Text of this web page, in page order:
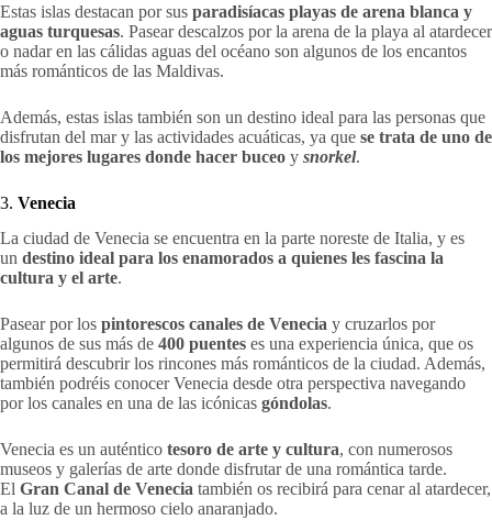
Estas islas destacan por sus paradisíacas playas de arena blanca y
aguas turquesas. Pasear descalzos por la arena de la playa al atardecer
o nadar en las cálidas aguas del océano son algunos de los encantos
más románticos de las Maldivas.
Además, estas islas también son un destino ideal para las personas que
disfrutan del mar y las actividades acuáticas, ya que se trata de uno de
los mejores lugares donde hacer buceo y snorkel.
3. Venecia
La ciudad de Venecia se encuentra en la parte noreste de Italia, y es
un destino ideal para los enamorados a quienes les fascina la
cultura y el arte.
Pasear por los pintorescos canales de Venecia y cruzarlos por
algunos de sus más de 400 puentes es una experiencia única, que os
permitirá descubrir los rincones más románticos de la ciudad. Además,
también podréis conocer Venecia desde otra perspectiva navegando
por los canales en una de las icónicas góndolas.
Venecia es un auténtico tesoro de arte y cultura, con numerosos
museos y galerías de arte donde disfrutar de una romántica tarde.
El Gran Canal de Venecia también os recibirá para cenar al atardecer,
a la luz de un hermoso cielo anaranjado.